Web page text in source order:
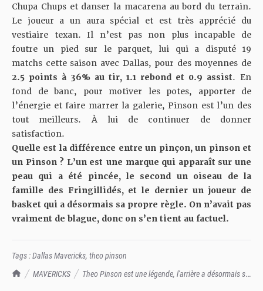
TrashTalk Actu NBA
MAVERICKS
Theo Pinson est une légende, l'arrière a désormais sa
Chupa Chups et danser la macarena au bord du terrain.
Le joueur a un aura spécial et est très apprécié du
vestiaire texan. Il n’est pas non plus incapable de
foutre un pied sur le parquet, lui qui a disputé 19
matchs cette saison avec Dallas, pour des moyennes de
2.5 points à 36% au tir, 1.1 rebond et 0.9 assist. En
fond de banc, pour motiver les potes, apporter de
l’énergie et faire marrer la galerie, Pinson est l’un des
tout meilleurs. À lui de continuer de donner
satisfaction.
Quelle est la différence entre un pinçon, un pinson et
un Pinson ? L’un est une marque qui apparaît sur une
peau qui a été pincée, le second un oiseau de la
famille des Fringillidés, et le dernier un joueur de
basket qui a désormais sa propre règle. On n’avait pas
vraiment de blague, donc on s’en tient au factuel.
Tags :Dallas Mavericks, theo pinson